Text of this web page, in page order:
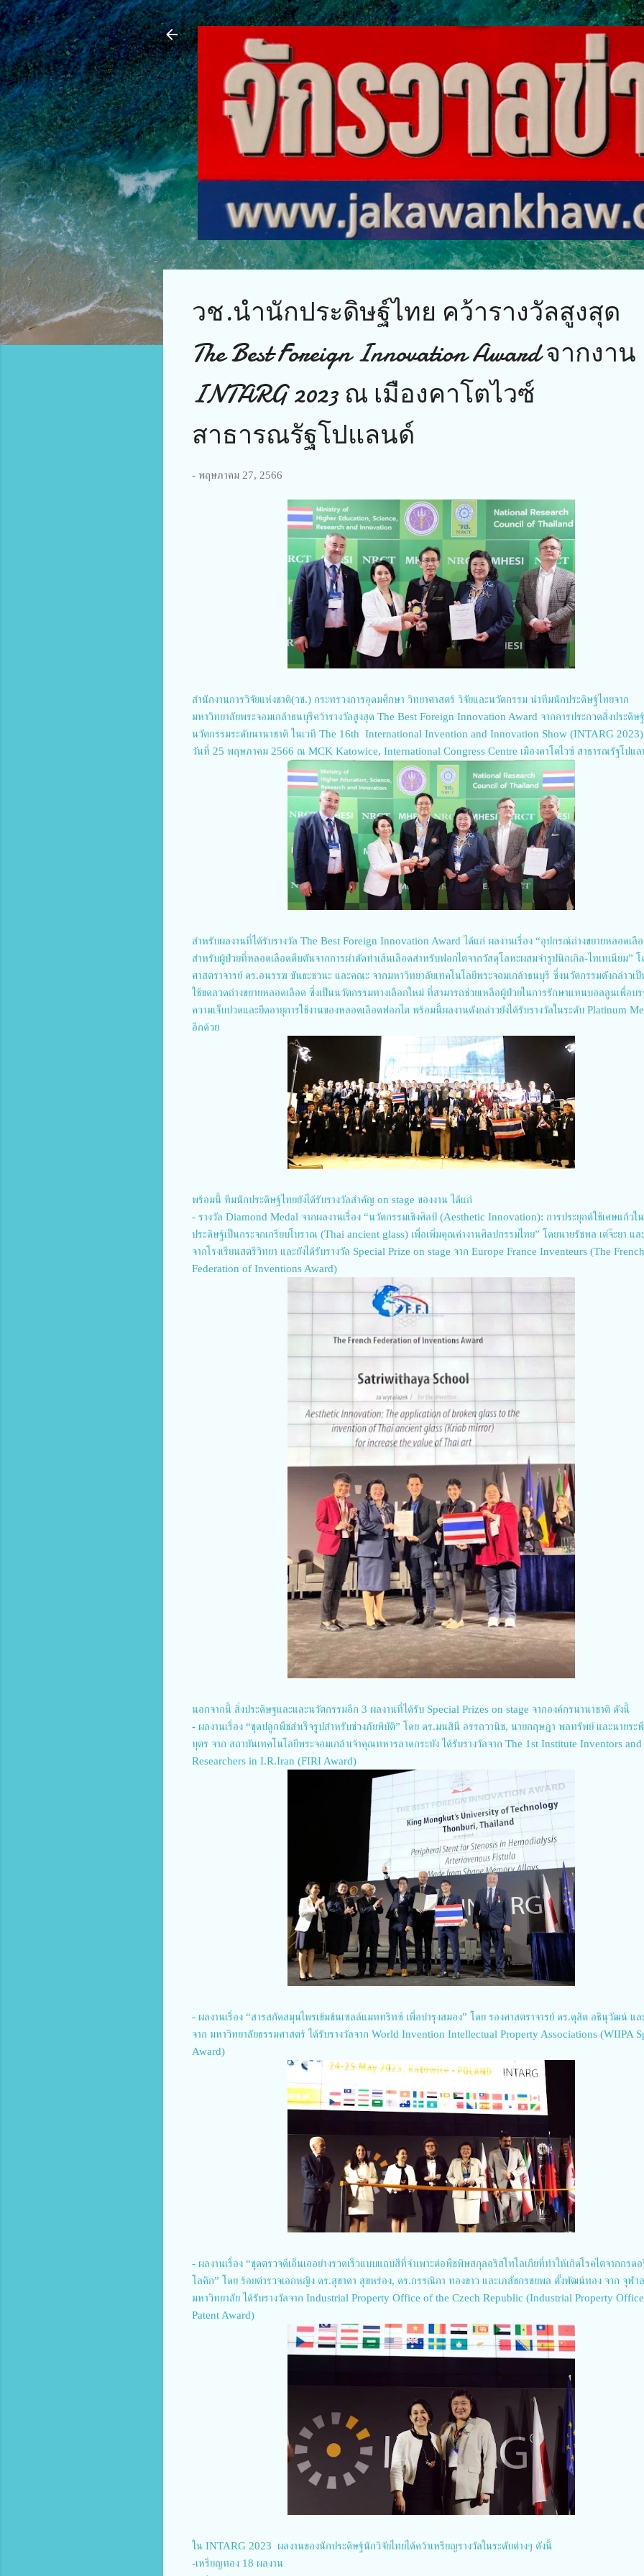
ข้ามไปที่เนื้อหาหลัก
วช.นำนักประดิษฐ์ไทย คว้ารางวัลสูงสุด
The Best Foreign Innovation Award จากงาน
INTARG 2023 ณ เมืองคาโตไวซ์
สาธารณรัฐโปแลนด์
- พฤษภาคม 27, 2566
สำนักงานการวิจัยแห่งชาติ(วช.) กระทรวงการอุดมศึกษา วิทยาศาสตร์ วิจัยและนวัตกรรม นำทีมนักประดิษฐ์ไทยจาก
มหาวิทยาลัยพระจอมเกล้าธนบุรีคว้ารางวัลสูงสุด The Best Foreign Innovation Award จากการประกวดสิ่งประดิษ
นวัตกรรมระดับนานาชาติ ในเวที The 16th International Invention and Innovation Show (INTARG 2023)
วันที่ 25 พฤษภาคม 2566 ณ MCK Katowice, International Congress Centre เมืองคาโตไวซ์ สาธารณรัฐโปแ
สำหรับผลงานที่ได้รับรางวัล The Best Foreign Innovation Award ได้แก่ ผลงานเรื่อง “อุปกรณ์ถ่างขยายหลอดเลื
สำหรับผู้ป่วยที่หลอดเลือดตีบตันจากการผ่าตัดทำเส้นเลือดสำหรับฟอกไตจากวัสดุโลหะผสมจำรูปนิกเกิล-ไทเทเนียม” โ
ศาสตราจารย์ ดร.อนรรฆ ขันธะชวนะ และคณะ จากมหาวิทยาลัยเทคโนโลยีพระจอมเกล้าธนบุรี ซึ่งนวัตกรรมดังกล่าวเป็
ใช้ขดลวดถ่างขยายหลอดเลือด ซึ่งเป็นนวัตกรรมทางเลือกใหม่ ที่สามารถช่วยเหลือผู้ป่วยในการรักษาแทนบอลลูนเพื่อบร
ความเจ็บปวดและยืดอายุการใช้งานของหลอดเลือดฟอกไต พร้อมนี้ผลงานดังกล่าวยังได้รับรางวัลในระดับ Platinum
อีกด้วย
พร้อมนี้ ทีมนักประดิษฐ์ไทยยังได้รับรางวัลสำคัญ on stage ของงาน ได้แก่
- รางวัล Diamond Medal จากผลงานเรื่อง “นวัตกรรมเชิงศิลป์ (Aesthetic Innovation): การประยุกต์ใช้เศษแก้วใ
ประดิษฐ์เป็นกระจกเกรียบโบราณ (Thai ancient glass) เพื่อเพิ่มคุณค่างานศิลปกรรมไทย” โดยนายรัชพล เต๋จ๊ะยา แ
จากโรงเรียนสตรีวิทยา และยังได้รับรางวัล Special Prize on stage จาก Europe France Inventeurs (The French
Federation of Inventions Award)
นอกจากนี้ สิ่งประดิษฐและและนวัตกรรมอีก 3 ผลงานที่ได้รับ Special Prizes on stage จากองค์กรนานาชาติ ดังนี้
- ผลงานเรื่อง “ชุดปลูกพืชสำเร็จรูปสำหรับช่วงภัยพิบัติ” โดย ดร.มนสินี อรรถวานิช, นายกฤษฎา พลทรัพย์ และนายระ
บุตร จาก สถาบันเทคโนโลยีพระจอมเกล้าเจ้าคุณทหารลาดกระบัง ได้รับรางวัลจาก The 1st Institute Inventors and
Researchers in I.R.Iran (FIRI Award)
- ผลงานเรื่อง “สารสกัดสมุนไพรเข้มข้นเซลล์แมททริทซ์ เพื่อบำรุงสมอง” โดย รองศาสตราจารย์ ดร.ดุสิต อธินุวัฒน์ แ
จาก มหาวิทยาลัยธรรมศาสตร์ ได้รับรางวัลจาก World Invention Intellectual Property Associations (WIIPA
Award)
- ผลงานเรื่อง “ชุดตรวจดีเอ็นเออย่างรวดเร็วแบบแถบสีที่จำเพาะต่อพืชพิษสกุลอริสโทโลเกียที่ทำให้เกิดโรคไตจากกรด
โลคิก” โดย ร้อยตำรวจเอกหญิง ดร.สุชาดา สุขหร่อง, ดร.กรรณิกา ทองขาว และเภสัชกรชยพล ตั้งพัฒน์ทอง จาก จุฬา
มหาวิทยาลัย ได้รับรางวัลจาก Industrial Property Office of the Czech Republic (Industrial Property Office
Patent Award)
ใน INTARG 2023 ผลงานของนักประดิษฐ์นักวิจัยไทยได้คว้าเหรียญรางวัลในระดับต่างๆ ดังนี้
-เหรียญทอง 18 ผลงาน